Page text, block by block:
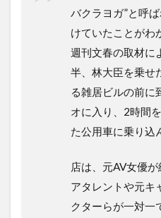
バクラヨガ”と呼
けていたことがわ
週刊文春の取材に
半、林大臣を乗せ
る雑居ビルの前に
オに入り、2時間
た公用車に乗り込
店は、元AV女優
アタレントや元キ
クターらが一対一